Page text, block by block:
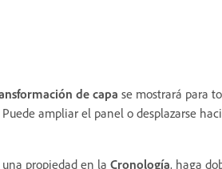
de capa se mostrará para
Puede ampliar el panel o desplazarse
propiedad en la Cronología, haga